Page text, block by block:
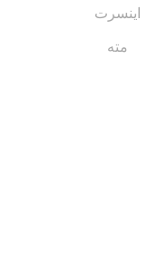
اینسرت
مته